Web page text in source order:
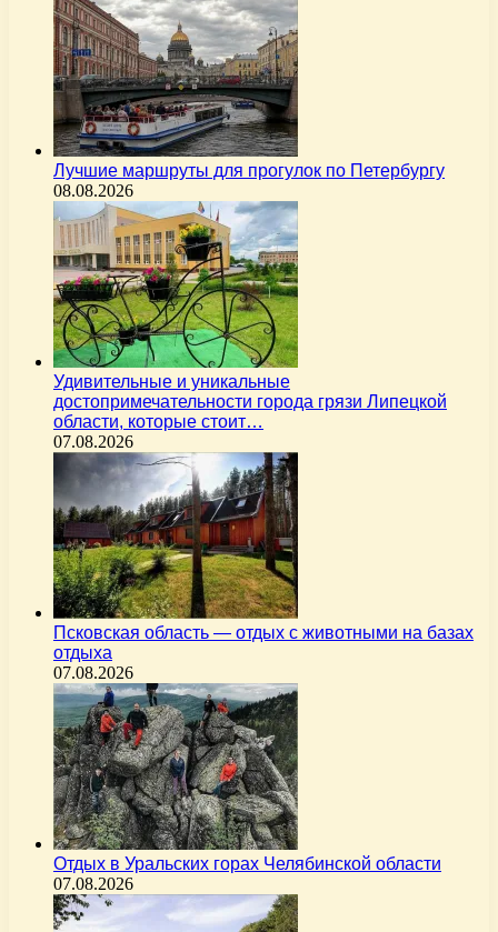
Лучшие маршруты для прогулок по Петербургу
08.08.2026
Удивительные и уникальные
достопримечательности города грязи Липецкой
области, которые стоит…
07.08.2026
Псковская область — отдых с животными на базах
отдыха
07.08.2026
Отдых в Уральских горах Челябинской области
07.08.2026